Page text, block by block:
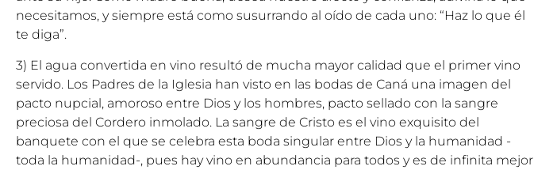
necesitamos, y siempre está como susurrando al oído de cada uno: “Haz lo que él
te diga”.
3) El agua convertida en vino resultó de mucha mayor calidad que el primer vino
servido. Los Padres de la Iglesia han visto en las bodas de Caná una imagen del
pacto nupcial, amoroso entre Dios y los hombres, pacto sellado con la sangre
preciosa del Cordero inmolado. La sangre de Cristo es el vino exquisito del
banquete con el que se celebra esta boda singular entre Dios y la humanidad -
toda la humanidad-, pues hay vino en abundancia para todos y es de infinita mejor